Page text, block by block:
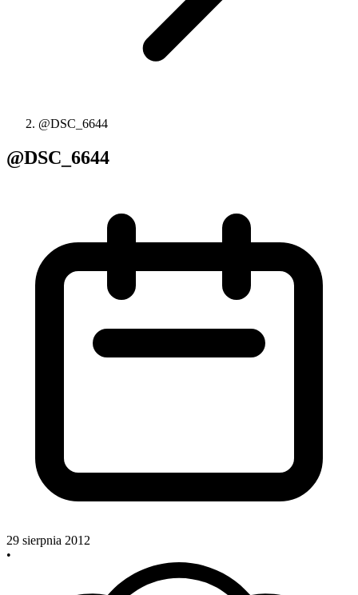
@DSC_6644
@DSC_6644
29 sierpnia 2012
•